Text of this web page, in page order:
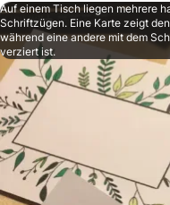
Auf einem Tisch liegen mehrere
Schriftzügen. Eine Karte zeigt
während eine andere mit dem
verziert ist.